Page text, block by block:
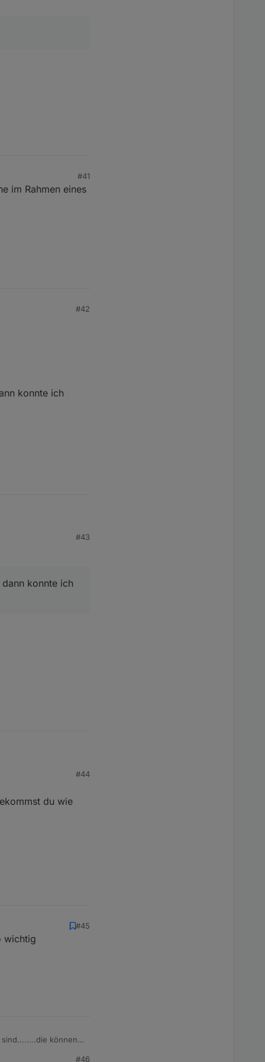
#41
im Rahmen eines
#42
konnte ich
ich zumindest die
#43
konnte ich
#44
du wie
#45
wichtig
können
#46